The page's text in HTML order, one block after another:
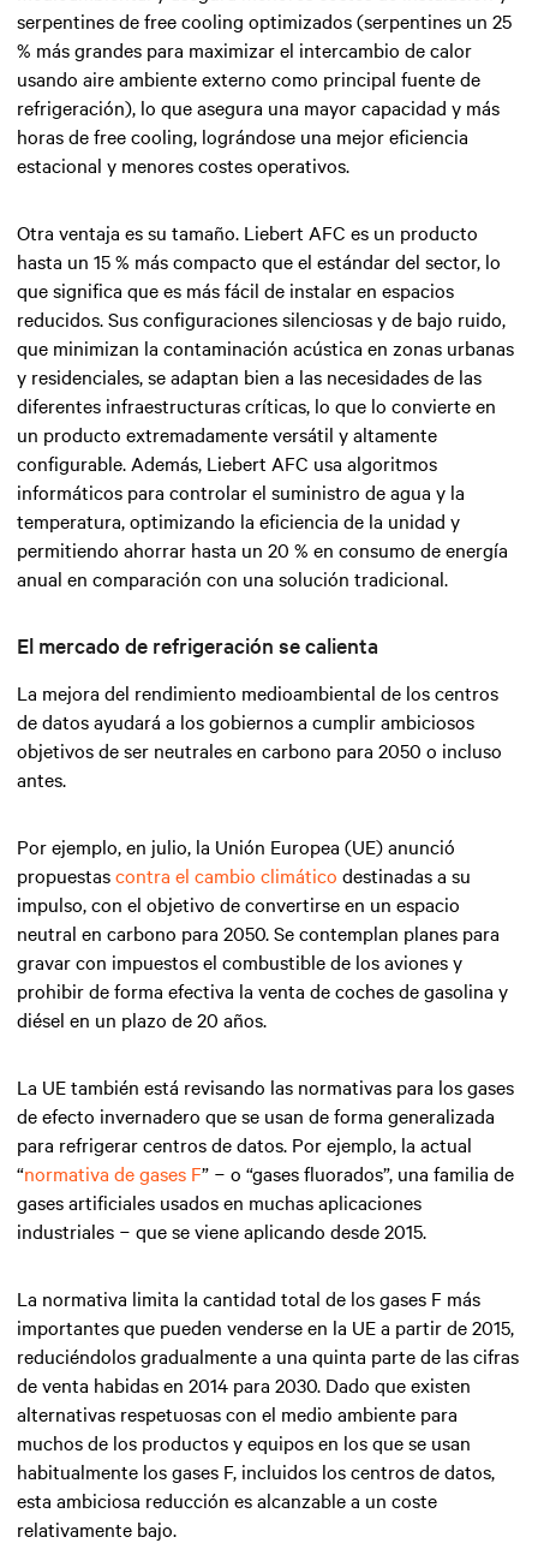
serpentines de free cooling optimizados (serpentines un 25
% más grandes para maximizar el intercambio de calor
usando aire ambiente externo como principal fuente de
refrigeración), lo que asegura una mayor capacidad y más
horas de free cooling, lográndose una mejor eficiencia
estacional y menores costes operativos.
Otra ventaja es su tamaño. Liebert AFC es un producto
hasta un 15 % más compacto que el estándar del sector, lo
que significa que es más fácil de instalar en espacios
reducidos. Sus configuraciones silenciosas y de bajo ruido,
que minimizan la contaminación acústica en zonas urbanas
y residenciales, se adaptan bien a las necesidades de las
diferentes infraestructuras críticas, lo que lo convierte en
un producto extremadamente versátil y altamente
configurable. Además, Liebert AFC usa algoritmos
informáticos para controlar el suministro de agua y la
temperatura, optimizando la eficiencia de la unidad y
permitiendo ahorrar hasta un 20 % en consumo de energía
anual en comparación con una solución tradicional.
El mercado de refrigeración se calienta
La mejora del rendimiento medioambiental de los centros
de datos ayudará a los gobiernos a cumplir ambiciosos
objetivos de ser neutrales en carbono para 2050 o incluso
antes.
Por ejemplo, en julio, la Unión Europea (UE) anunció
propuestascontra el cambio climático destinadas a su
impulso, con el objetivo de convertirse en un espacio
neutral en carbono para 2050. Se contemplan planes para
gravar con impuestos el combustible de los aviones y
prohibir de forma efectiva la venta de coches de gasolina y
diésel en un plazo de 20 años.
La UE también está revisando las normativas para los gases
de efecto invernadero que se usan de forma generalizada
para refrigerar centros de datos. Por ejemplo, la actual
“normativa de gases F” − o “gases fluorados”, una familia de
gases artificiales usados en muchas aplicaciones
industriales − que se viene aplicando desde 2015.
La normativa limita la cantidad total de los gases F más
importantes que pueden venderse en la UE a partir de 2015,
reduciéndolos gradualmente a una quinta parte de las cifras
de venta habidas en 2014 para 2030. Dado que existen
alternativas respetuosas con el medio ambiente para
muchos de los productos y equipos en los que se usan
habitualmente los gases F, incluidos los centros de datos,
esta ambiciosa reducción es alcanzable a un coste
relativamente bajo.